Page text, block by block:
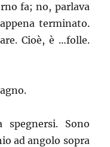
fa; no, parlava
terminato.
Cioè, è …folle.
spegnersi. Sono
ad angolo sopra